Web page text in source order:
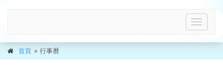
Toggle
首頁 行事曆